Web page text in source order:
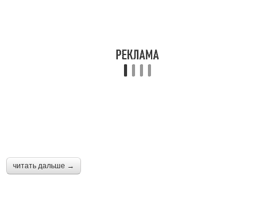
читать дальше →